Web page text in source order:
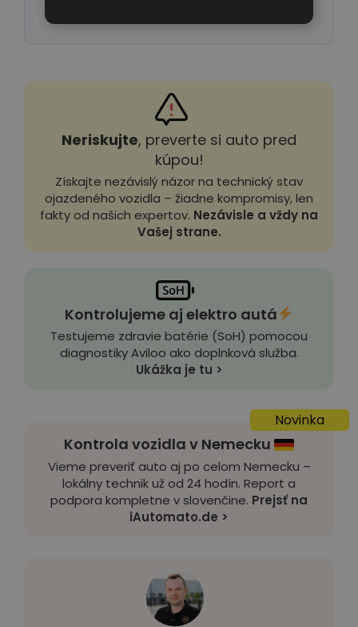
Neriskujte, preverte si auto pred
kúpou!
Získajte nezávislý názor na technický stav
ojazdeného vozidla – žiadne kompromisy, len
fakty od našich expertov. Nezávisle a vždy na
Vašej strane.
Kontrolujeme aj elektro autá
Testujeme zdravie batérie (SoH) pomocou
diagnostiky Aviloo ako doplnková služba.
Ukážka je tu >
Novinka
Kontrola vozidla v Nemecku
Vieme preveriť auto aj po celom Nemecku –
lokálny technik už od 24 hodín. Report a
podpora kompletne v slovenčine. Prejsť na
iAutomato.de >